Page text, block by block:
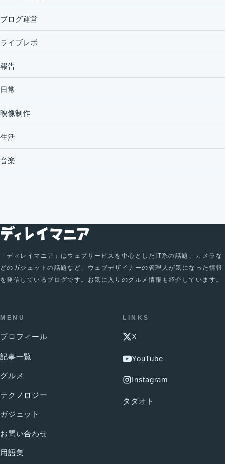
ブログ運営
ライブレポ
報告
日常
映像制作
生活
音楽
「ディレイマニア」はウェブサービスを中心としたIT系の話題、カメラな
どのガジェットの話題など、ウェブデザイナーの管理人が気になった情報
を発信しているブログです。お気に入りのグルメ情報も紹介しています。
MENU
プロフィール
記事一覧
グルメ
テクノロジー
ガジェット
お問い合わせ
用語集
LINKS
X
YouTube
Instagram
タダオト